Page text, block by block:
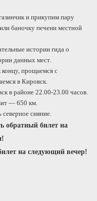
и прикупим пару
баночку печени местной
истории гида о
данных мест.
прощаемся с
в Кировск.
в районе 22.00-23.00 часов.
— 650 км.
сияние.
обратный билет на
на следующий вечер!